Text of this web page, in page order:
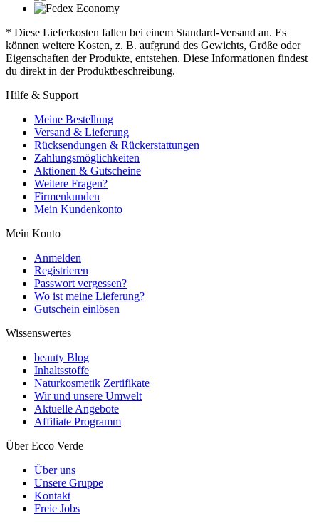
* Diese Lieferkosten fallen bei einem Standard-Versand an. Es
können weitere Kosten, z. B. aufgrund des Gewichts, Größe oder
Eigenschaften der Produkte, entstehen. Diese Informationen findest
du direkt in der Produktbeschreibung.
Hilfe & Support
Meine Bestellung
Versand & Lieferung
Rücksendungen & Rückerstattungen
Zahlungsmöglichkeiten
Aktionen & Gutscheine
Weitere Fragen?
Firmenkunden
Mein Kundenkonto
Mein Konto
Anmelden
Registrieren
Passwort vergessen?
Wo ist meine Lieferung?
Gutschein einlösen
Wissenswertes
beauty Blog
Inhaltsstoffe
Naturkosmetik Zertifikate
Wir und unsere Umwelt
Aktuelle Angebote
Affiliate Programm
Über Ecco Verde
Über uns
Unsere Gruppe
Kontakt
Freie Jobs